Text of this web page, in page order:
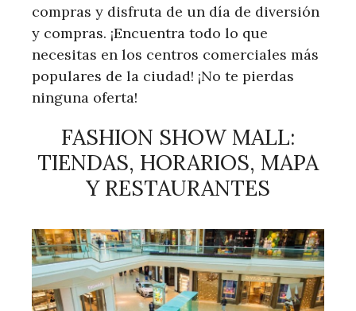
compras y disfruta de un día de diversión
y compras. ¡Encuentra todo lo que
necesitas en los centros comerciales más
populares de la ciudad! ¡No te pierdas
ninguna oferta!
FASHION SHOW MALL:
TIENDAS, HORARIOS, MAPA
Y RESTAURANTES